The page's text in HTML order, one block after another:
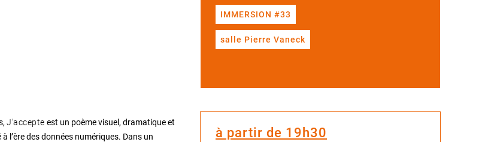
IMMERSION #33
salle Pierre Vaneck
à partir de 19h30
J’accepte est un poème visuel, dramatique et
l’ère des données numériques. Dans un